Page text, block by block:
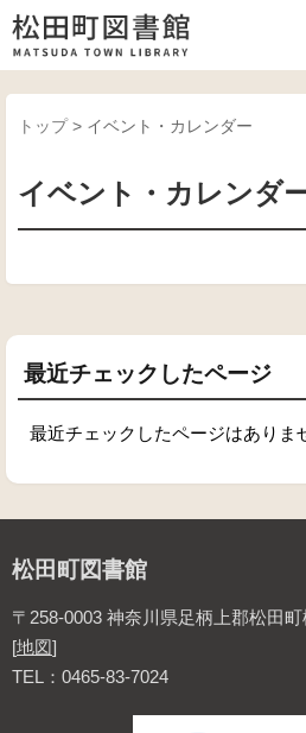
トップ > イベント・カレンダー
イベント・カレンダ
最近チェックしたページ
最近チェックしたページはありま
松田町図書館
〒258-0003 神奈川県足柄上郡松田
[地図]
TEL：0465-83-7024